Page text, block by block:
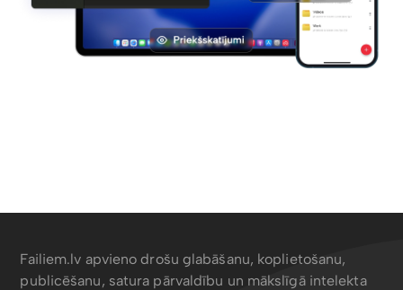
Failiem.lv apvieno drošu glabāšanu, koplietošanu,
publicēšanu, satura pārvaldību un mākslīgā intelekta